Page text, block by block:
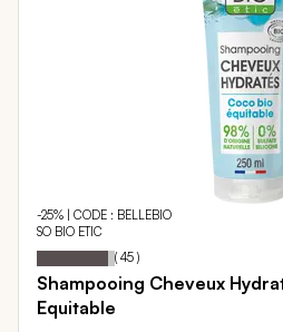
-25% | CODE : BELLEBIO
SO BIO ETIC
Notation: 92
% of
( 45 )
Shampooing Cheveux
Equitable